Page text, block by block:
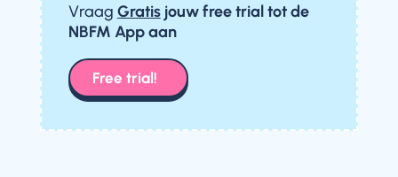
Vraag Gratisjouw free trialtot de
NBFM App aan
Free trial!